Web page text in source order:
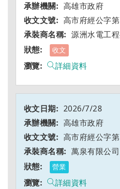
高雄市政府
高市府經公字
源洲水電工
收文
詳細資料
2026/7/28
高雄市政府
高市府經公字
萬泉有限公司
營業
詳細資料